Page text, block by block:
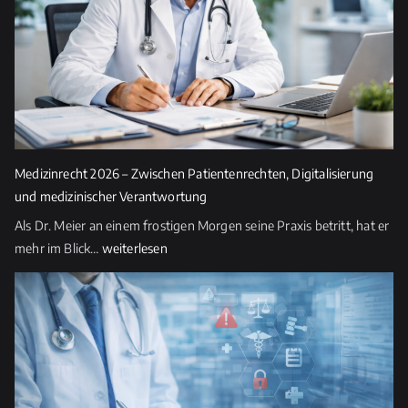
e
d
s
e
F
e
l
d
l
e
e
r.
Medizinrecht 2026 – Zwischen Patientenrechten, Digitalisierung
und medizinischer Verantwortung
Als Dr. Meier an einem frostigen Morgen seine Praxis betritt, hat er
mehr im Blick… Medizinrecht
2026
–
Zwischen
Patientenrechten,
Digitalisierung
und
weiterlesen